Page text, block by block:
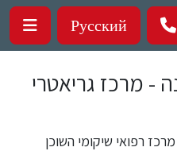
Русский
- מרכז גריאטרי
רפואי שיקומי השוכן